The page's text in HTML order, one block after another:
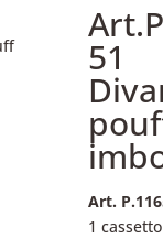
51
Art.
1 cassetto